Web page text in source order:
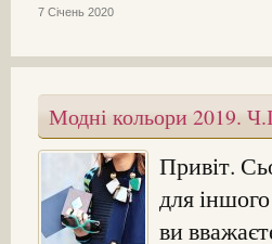
7 Січень 2020
Модні кольори 2019.
Привіт.
для
ви